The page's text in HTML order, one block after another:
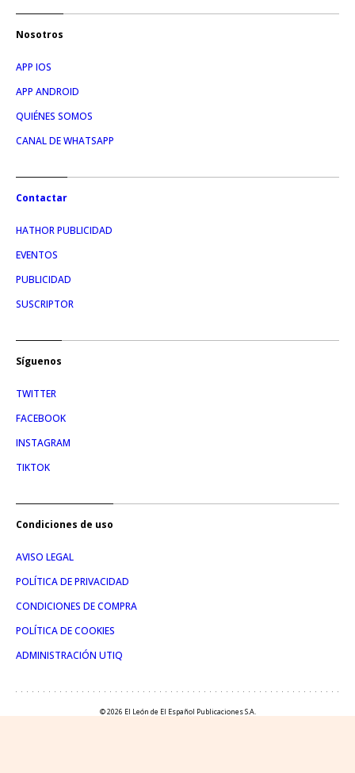
Nosotros
APP IOS
APP ANDROID
QUIÉNES SOMOS
CANAL DE WHATSAPP
Contactar
HATHOR PUBLICIDAD
EVENTOS
PUBLICIDAD
SUSCRIPTOR
Síguenos
TWITTER
FACEBOOK
INSTAGRAM
TIKTOK
Condiciones de uso
AVISO LEGAL
POLÍTICA DE PRIVACIDAD
CONDICIONES DE COMPRA
POLÍTICA DE COOKIES
ADMINISTRACIÓN UTIQ
© 2026 El León de El Español Publicaciones S.A.